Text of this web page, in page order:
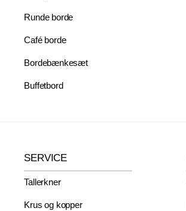
Runde borde
Café borde
Bordebænkesæt
Buffetbord
SERVICE
Tallerkner
Krus og kopper